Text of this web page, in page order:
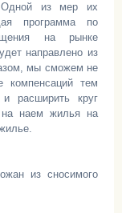
Одной из мер их
программа по
на рынке
направлено из
мы сможем не
компенсаций тем
расширить круг
на наем жилья на
из сносимого